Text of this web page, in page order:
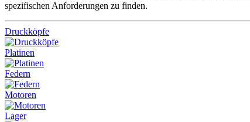
spezifischen Anforderungen zu finden.
Druckköpfe
Platinen
Federn
Motoren
Lager